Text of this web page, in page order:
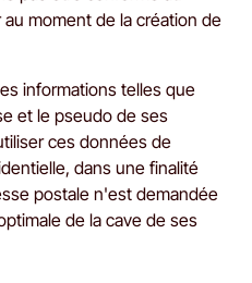
moment de la création de
informations telles que
et le pseudo de ses
ces données de
dans une finalité
postale n'est demandée
de la cave de ses